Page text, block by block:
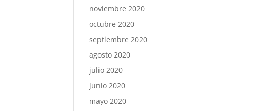
noviembre 2020
octubre 2020
septiembre 2020
agosto 2020
julio 2020
junio 2020
mayo 2020